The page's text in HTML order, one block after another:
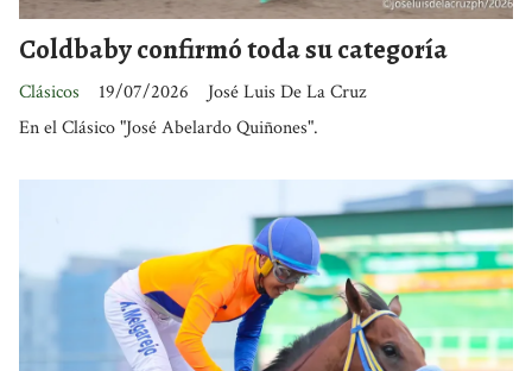
Coldbaby confirmó toda su categoría
José Luis De La Cruz
Clásicos
19/07/2026
En el Clásico "José Abelardo Quiñones".